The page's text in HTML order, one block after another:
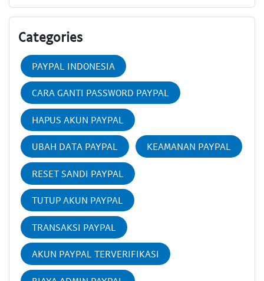
Categories
PAYPAL INDONESIA
CARA GANTI PASSWORD PAYPAL
HAPUS AKUN PAYPAL
UBAH DATA PAYPAL KEAMANAN PAYPAL
RESET SANDI PAYPAL
TUTUP AKUN PAYPAL
TRANSAKSI PAYPAL
AKUN PAYPAL TERVERIFIKASI